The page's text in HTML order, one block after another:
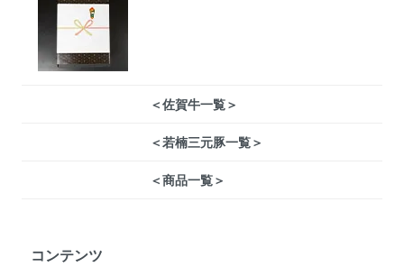
＜佐賀牛一覧＞
＜若楠三元豚一覧＞
＜商品一覧＞
コンテンツ